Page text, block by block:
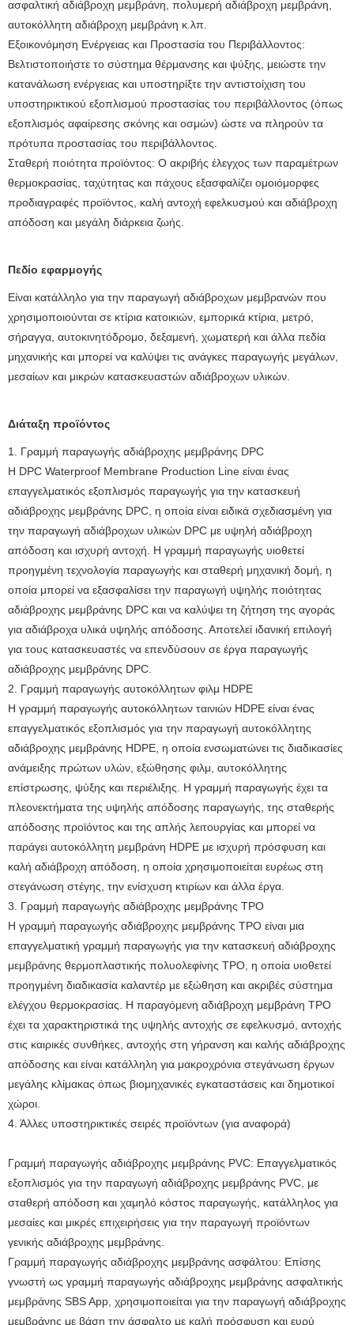
ασφαλτική αδιάβροχη μεμβράνη, πολυμερή αδιάβροχη μεμβράνη,
αυτοκόλλητη αδιάβροχη μεμβράνη κ.λπ.
Εξοικονόμηση Ενέργειας και Προστασία του Περιβάλλοντος:
Βελτιστοποιήστε το σύστημα θέρμανσης και ψύξης, μειώστε την
κατανάλωση ενέργειας και υποστηρίξτε την αντιστοίχιση του
υποστηρικτικού εξοπλισμού προστασίας του περιβάλλοντος (όπως
εξοπλισμός αφαίρεσης σκόνης και οσμών) ώστε να πληρούν τα
πρότυπα προστασίας του περιβάλλοντος.
Σταθερή ποιότητα προϊόντος: Ο ακριβής έλεγχος των παραμέτρων
θερμοκρασίας, ταχύτητας και πάχους εξασφαλίζει ομοιόμορφες
προδιαγραφές προϊόντος, καλή αντοχή εφελκυσμού και αδιάβροχη
απόδοση και μεγάλη διάρκεια ζωής.
Πεδίο εφαρμογής
Είναι κατάλληλο για την παραγωγή αδιάβροχων μεμβρανών που
χρησιμοποιούνται σε κτίρια κατοικιών, εμπορικά κτίρια, μετρό,
σήραγγα, αυτοκινητόδρομο, δεξαμενή, χωματερή και άλλα πεδία
μηχανικής και μπορεί να καλύψει τις ανάγκες παραγωγής μεγάλων,
μεσαίων και μικρών κατασκευαστών αδιάβροχων υλικών.
Διάταξη προϊόντος
1. Γραμμή παραγωγής αδιάβροχης μεμβράνης DPC
Η DPC Waterproof Membrane Production Line είναι ένας
επαγγελματικός εξοπλισμός παραγωγής για την κατασκευή
αδιάβροχης μεμβράνης DPC, η οποία είναι ειδικά σχεδιασμένη για
την παραγωγή αδιάβροχων υλικών DPC με υψηλή αδιάβροχη
απόδοση και ισχυρή αντοχή. Η γραμμή παραγωγής υιοθετεί
προηγμένη τεχνολογία παραγωγής και σταθερή μηχανική δομή, η
οποία μπορεί να εξασφαλίσει την παραγωγή υψηλής ποιότητας
αδιάβροχης μεμβράνης DPC και να καλύψει τη ζήτηση της αγοράς
για αδιάβροχα υλικά υψηλής απόδοσης. Αποτελεί ιδανική επιλογή
για τους κατασκευαστές να επενδύσουν σε έργα παραγωγής
αδιάβροχης μεμβράνης DPC.
2. Γραμμή παραγωγής αυτοκόλλητων φιλμ HDPE
Η γραμμή παραγωγής αυτοκόλλητων ταινιών HDPE είναι ένας
επαγγελματικός εξοπλισμός για την παραγωγή αυτοκόλλητης
αδιάβροχης μεμβράνης HDPE, η οποία ενσωματώνει τις διαδικασίες
ανάμειξης πρώτων υλών, εξώθησης φιλμ, αυτοκόλλητης
επίστρωσης, ψύξης και περιέλιξης. Η γραμμή παραγωγής έχει τα
πλεονεκτήματα της υψηλής απόδοσης παραγωγής, της σταθερής
απόδοσης προϊόντος και της απλής λειτουργίας και μπορεί να
παράγει αυτοκόλλητη μεμβράνη HDPE με ισχυρή πρόσφυση και
καλή αδιάβροχη απόδοση, η οποία χρησιμοποιείται ευρέως στη
στεγάνωση στέγης, την ενίσχυση κτιρίων και άλλα έργα.
3. Γραμμή παραγωγής αδιάβροχης μεμβράνης TPO
Η γραμμή παραγωγής αδιάβροχης μεμβράνης TPO είναι μια
επαγγελματική γραμμή παραγωγής για την κατασκευή αδιάβροχης
μεμβράνης θερμοπλαστικής πολυολεφίνης TPO, η οποία υιοθετεί
προηγμένη διαδικασία καλαντέρ με εξώθηση και ακριβές σύστημα
ελέγχου θερμοκρασίας. Η παραγόμενη αδιάβροχη μεμβράνη TPO
έχει τα χαρακτηριστικά της υψηλής αντοχής σε εφελκυσμό, αντοχής
στις καιρικές συνθήκες, αντοχής στη γήρανση και καλής αδιάβροχης
απόδοσης και είναι κατάλληλη για μακροχρόνια στεγάνωση έργων
μεγάλης κλίμακας όπως βιομηχανικές εγκαταστάσεις και δημοτικοί
χώροι.
4. Άλλες υποστηρικτικές σειρές προϊόντων (για αναφορά)
Γραμμή παραγωγής αδιάβροχης μεμβράνης PVC: Επαγγελματικός
εξοπλισμός για την παραγωγή αδιάβροχης μεμβράνης PVC, με
σταθερή απόδοση και χαμηλό κόστος παραγωγής, κατάλληλος για
μεσαίες και μικρές επιχειρήσεις για την παραγωγή προϊόντων
γενικής αδιάβροχης μεμβράνης.
Γραμμή παραγωγής αδιάβροχης μεμβράνης ασφάλτου: Επίσης
γνωστή ως γραμμή παραγωγής αδιάβροχης μεμβράνης ασφαλτικής
μεμβράνης SBS App, χρησιμοποιείται για την παραγωγή αδιάβροχης
μεμβράνης με βάση την άσφαλτο με καλή πρόσφυση και ευρύ